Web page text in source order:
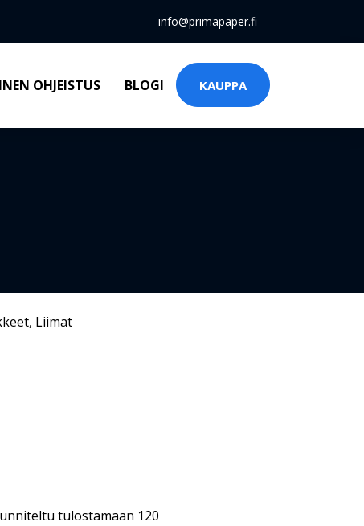
info@primapaper.fi
OHJEISTUS BLOGI KAUPPA
, Liimat
tulostamaan 120